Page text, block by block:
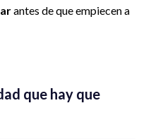
antes de que empiecen a
que hay que